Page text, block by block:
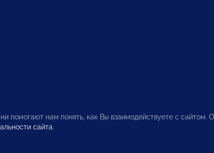
помогают нам понять, как Вы взаимодействуете с сайтом.
сайта.